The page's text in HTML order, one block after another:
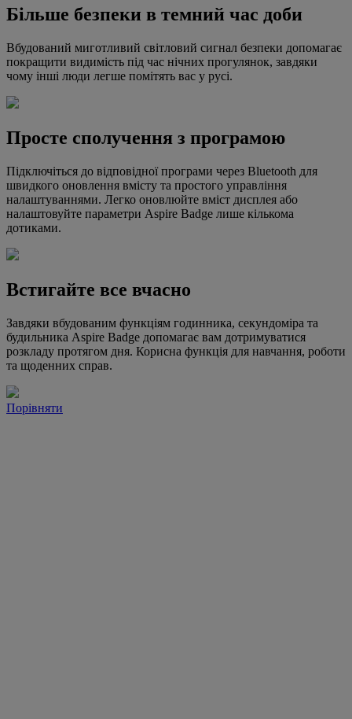
Більше безпеки в темний час доби
Вбудований миготливий світловий сигнал безпеки допомагає
покращити видимість під час нічних прогулянок, завдяки
чому інші люди легше помітять вас у русі.
Просте сполучення з програмою
Підключіться до відповідної програми через Bluetooth для
швидкого оновлення вмісту та простого управління
налаштуваннями. Легко оновлюйте вміст дисплея або
налаштовуйте параметри Aspire Badge лише кількома
дотиками.
Встигайте все вчасно
Завдяки вбудованим функціям годинника, секундоміра та
будильника Aspire Badge допомагає вам дотримуватися
розкладу протягом дня. Корисна функція для навчання, роботи
та щоденних справ.
Порівняти